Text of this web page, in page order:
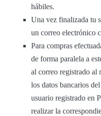
hábiles.
Una vez finalizada tu
un correo electrónico
Para compras
de forma paralela a
al correo registrado al
los datos bancarios
usuario registrado en
realizar la